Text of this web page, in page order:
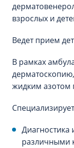
взрослых и
Ведет прием
В рамках
жидким азотом
Диагностика
различными